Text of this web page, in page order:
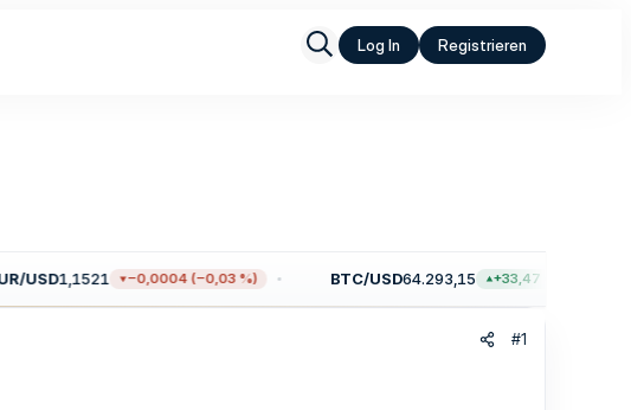
Log In Registrieren
USD1,1521 −0,0004 (−0,03 %) BTC/USD64.293,15 +33,47 (+0,05 %)
#1